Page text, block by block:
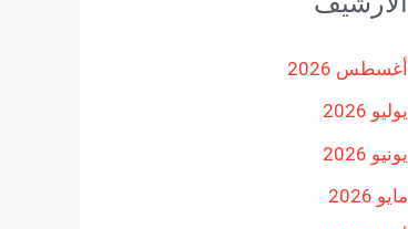
أغسطس 2026
يوليو 2026
يونيو 2026
مايو 2026